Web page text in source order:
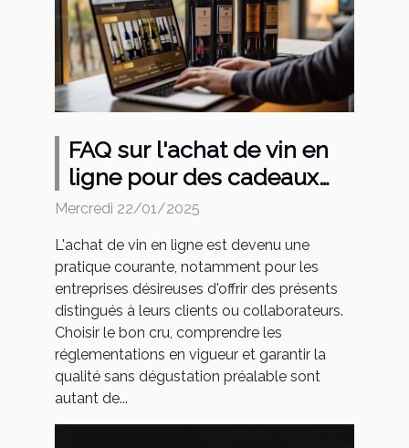
FAQ sur l'achat de vin en
ligne pour des cadeaux
d'entreprise
Mercredi 22/01/2025
L'achat de vin en ligne est devenu une
pratique courante, notamment pour les
entreprises désireuses d'offrir des présents
distingués à leurs clients ou collaborateurs.
Choisir le bon cru, comprendre les
réglementations en vigueur et garantir la
qualité sans dégustation préalable sont
autant de...